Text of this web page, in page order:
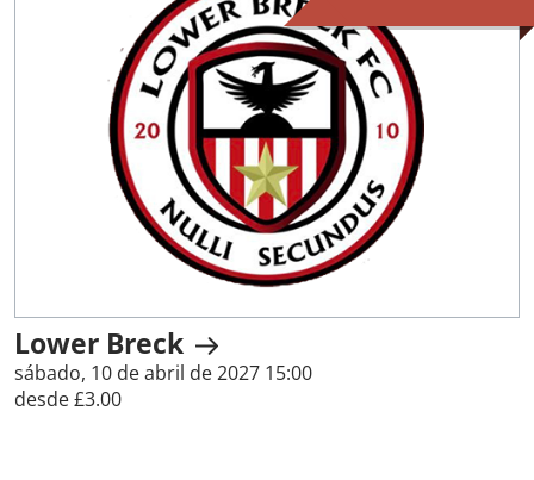
Lower Breck
sábado, 10 de abril de 2027 15:00
desde £3.00